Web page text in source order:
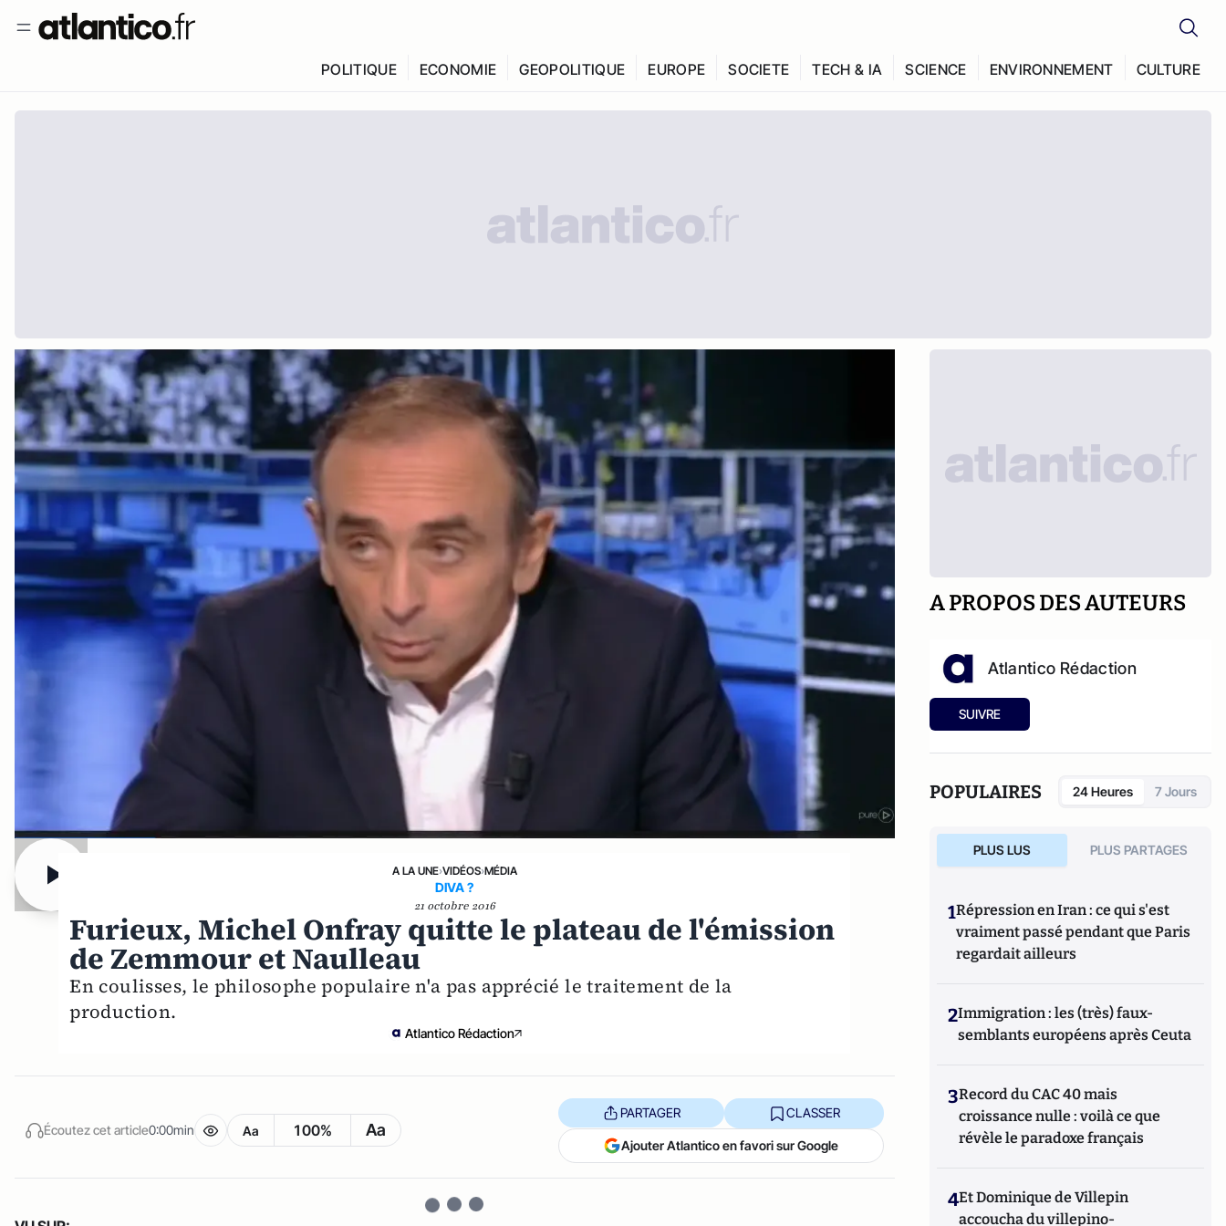
POLITIQUE ECONOMIE GEOPOLITIQUE EUROPE SOCIETE TECH & IA SCIENCE ENVIRONNEMENT CULTURE
A LA UNE›VIDÉOS›MÉDIA
DIVA ?
21 octobre 2016
Furieux, Michel Onfray quitte le plateau de l'émission
de Zemmour et Naulleau
En coulisses, le philosophe populaire n'a pas apprécié le traitement de la
production.
Atlantico Rédaction
Écoutez cet article0:00min Aa 100% Aa
PARTAGER CLASSER
Ajouter Atlantico en favori sur Google
A PROPOS DES AUTEURS
Atlantico Rédaction
SUIVRE
POPULAIRES 24 Heures 7 Jours
PLUS LUS PLUS PARTAGES
1Répression en Iran : ce qui s'est
vraiment passé pendant que Paris
regardait ailleurs
2Immigration : les (très) faux-
semblants européens après Ceuta
3Record du CAC 40 mais
croissance nulle : voilà ce que
révèle le paradoxe français
4Et Dominique de Villepin
accoucha du villepino-